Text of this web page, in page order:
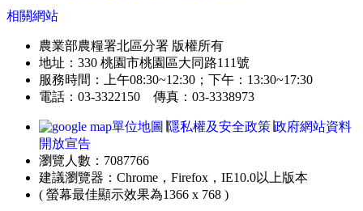
相關網站
農業部農糧署北區分署 版權所有
地址：330 桃園市桃園區大同路111號
服務時間：上午08:30~12:30；下午：13:30~17:30
電話：03-3322150 傳真：03-3338973
單位地圖 隱私權及安全政策 政府網站資料
開放宣告
瀏覽人數：7087766
建議瀏覽器：Chrome，Firefox，IE10.0以上版本
( 螢幕最佳顯示效果為1366 x 768 )